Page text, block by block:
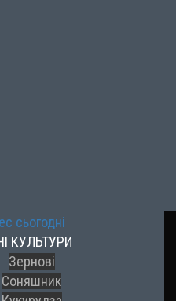
КУЛЬТУРИ
Зернові
Соняшник